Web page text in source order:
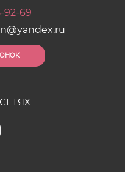
92-69